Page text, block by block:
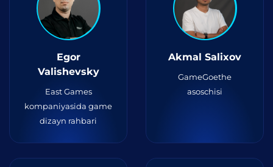
Egor
Valishevsky
East Games
kompaniyasida game
dizayn rahbari
Akmal Salixov
GameGoethe
asoschisi